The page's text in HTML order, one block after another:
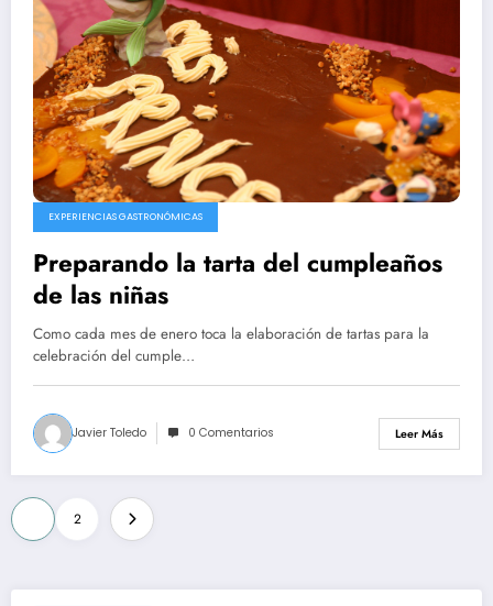
EXPERIENCIAS GASTRONÓMICAS
Preparando la tarta del cumpleaños
de las niñas
Como cada mes de enero toca la elaboración de tartas para la
celebración del cumple…
Javier Toledo 0 Comentarios Leer Más
Paginación
de
entradas
2